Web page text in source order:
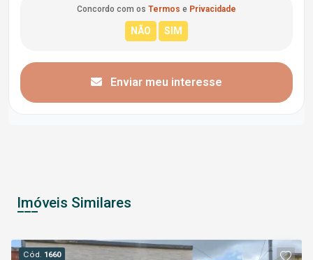
Concordo com os Termos e Privacidade
Enviar meu interesse
Imóveis Similares
Cód. 1660